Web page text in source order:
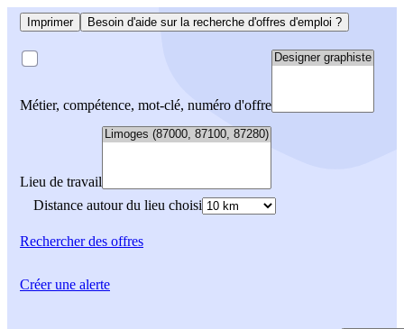
Imprimer Besoin d'aide sur la recherche d'offres d'emploi ?
Métier, compétence, mot-clé, numéro d'offre
Lieu de travail
Distance autour du lieu choisi
Rechercherdes offres
Créer une alerte